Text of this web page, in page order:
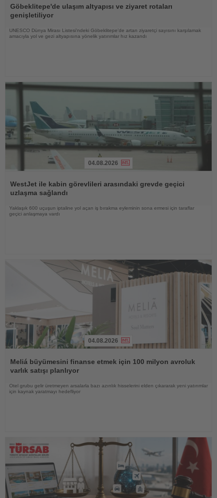
Oku
Göbeklitepe'de ulaşım altyapısı ve ziyaret rotaları
genişletiliyor
UNESCO Dünya Mirası Listesi'ndeki Göbeklitepe'de artan ziyaretçi sayısını karşılamak
amacıyla yol ve gezi altyapısına yönelik yatırımlar hız kazandı
Oku
04.08.2026
WestJet ile kabin görevlileri arasındaki grevde geçici
uzlaşma sağlandı
Yaklaşık 600 uçuşun iptaline yol açan iş bırakma eyleminin sona ermesi için taraflar
geçici anlaşmaya vardı
Oku
04.08.2026
Meliá büyümesini finanse etmek için 100 milyon avroluk
varlık satışı planlıyor
Otel grubu gelir üretmeyen arsalarla bazı azınlık hisselerini elden çıkararak yeni yatırımlar
için kaynak yaratmayı hedefliyor